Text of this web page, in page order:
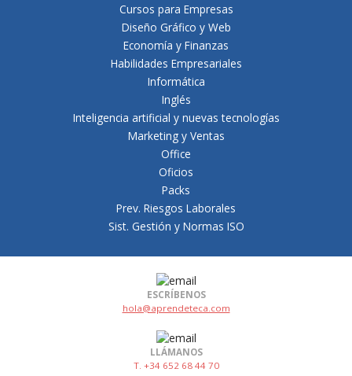
Cursos para Empresas
Diseño Gráfico y Web
Economía y Finanzas
Habilidades Empresariales
Informática
Inglés
Inteligencia artificial y nuevas tecnologías
Marketing y Ventas
Office
Oficios
Packs
Prev. Riesgos Laborales
Sist. Gestión y Normas ISO
ESCRÍBENOS
hola@aprendeteca.com
LLÁMANOS
T. +34 652 68 44 70